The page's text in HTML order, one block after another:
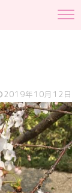
2019年10月12日